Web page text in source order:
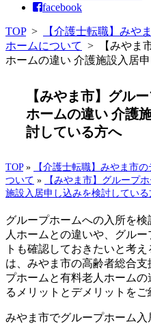
facebook
TOP>
【介護士転職】みや
ホームについて >
【みやま
ホームの違い 介護施設入居
【みやま市】グル
ホームの違い 介護
討している方へ
TOP »
【介護士転職】みやま市
ついて »
【みやま市】グループ
施設入居申し込みを検討している
グループホームへの入所を
人ホームとの違いや、グル
トも確認しておきたいと考
は、みやま市の高齢者総合
プホームと有料老人ホーム
るメリットとデメリットをご
みやま市でグループホーム